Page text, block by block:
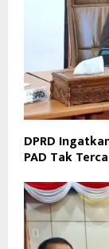
DPRD
PAD Tak